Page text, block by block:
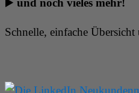
▶️ und noch vieles mehr!
Schnelle, einfache